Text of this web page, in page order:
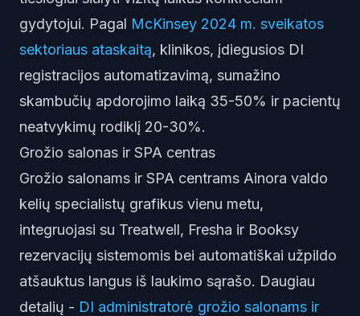
gydytojui. Pagal McKinsey 2024 m. sveikatos
sektoriaus ataskaitą, klinikos, įdiegusios DI
registracijos automatizavimą, sumažino
skambučių apdorojimo laiką 35-50% ir pacientų
neatvykimų rodiklį 20-30%.
Grožio salonas ir SPA centras
Grožio salonams ir SPA centrams Ainora valdo
kelių specialistų grafikus vienu metu,
integruojasi su Treatwell, Fresha ir Booksy
rezervacijų sistemomis bei automatiškai užpildo
atšauktus langus iš laukimo sąrašo. Daugiau
detalių - DI administratorė grožio salonams ir